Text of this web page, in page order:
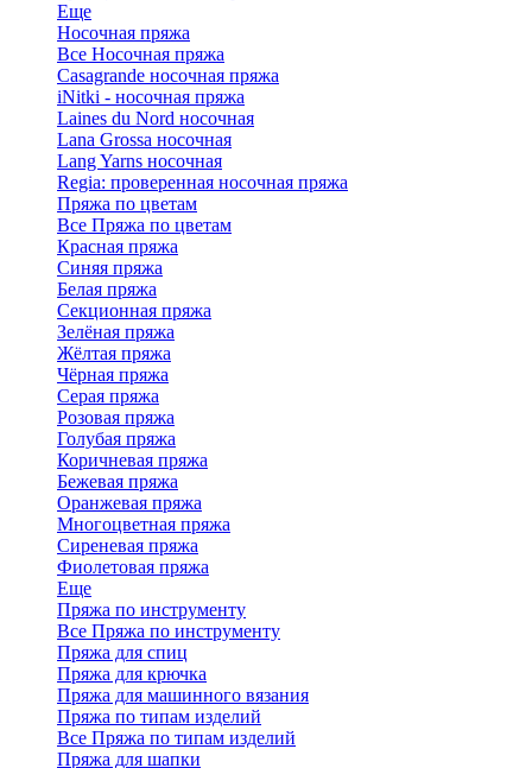
Еще
Носочная пряжа
Все Носочная пряжа
Casagrande носочная пряжа
iNitki - носочная пряжа
Laines du Nord носочная
Lana Grossa носочная
Lang Yarns носочная
Regia: проверенная носочная пряжа
Пряжа по цветам
Все Пряжа по цветам
Красная пряжа
Синяя пряжа
Белая пряжа
Секционная пряжа
Зелёная пряжа
Жёлтая пряжа
Чёрная пряжа
Серая пряжа
Розовая пряжа
Голубая пряжа
Коричневая пряжа
Бежевая пряжа
Оранжевая пряжа
Многоцветная пряжа
Сиреневая пряжа
Фиолетовая пряжа
Еще
Пряжа по инструменту
Все Пряжа по инструменту
Пряжа для спиц
Пряжа для крючка
Пряжа для машинного вязания
Пряжа по типам изделий
Все Пряжа по типам изделий
Пряжа для шапки